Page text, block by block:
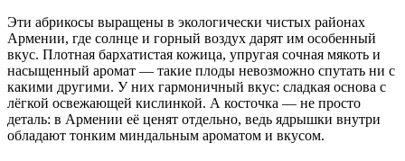
Эти абрикосы выращены в экологически чистых районах
Армении, где солнце и горный воздух дарят им особенный
вкус. Плотная бархатистая кожица, упругая сочная мякоть и
насыщенный аромат — такие плоды невозможно спутать ни с
какими другими. У них гармоничный вкус: сладкая основа с
лёгкой освежающей кислинкой. А косточка — не просто
деталь: в Армении её ценят отдельно, ведь ядрышки внутри
обладают тонким миндальным ароматом и вкусом.